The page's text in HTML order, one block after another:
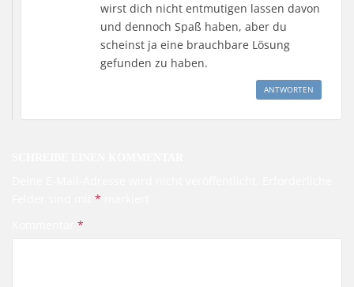
wirst dich nicht entmutigen lassen davon
und dennoch Spaß haben, aber du
scheinst ja eine brauchbare Lösung
gefunden zu haben.
ANTWORTEN
*
*